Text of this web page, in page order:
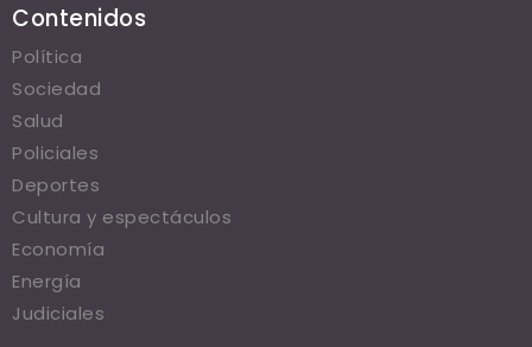
Contenidos
Política
Sociedad
Salud
Policiales
Deportes
Cultura y espectáculos
Economía
Energía
Judiciales